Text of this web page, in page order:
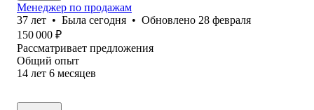
Менеджер по продажам
37 лет • Была сегодня • Обновлено 28 февраля
150 000 ₽
Рассматривает предложения
Общий опыт
14 лет 6 месяцев